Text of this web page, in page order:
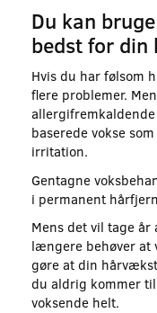
Du kan
bedst for din
Hvis du har følsom
flere problemer.
baserede vokse
irritation.
Gentagne
i permanent
Mens det vil tage
længere behøver at
gøre at din
du aldrig kommer
voksende helt.